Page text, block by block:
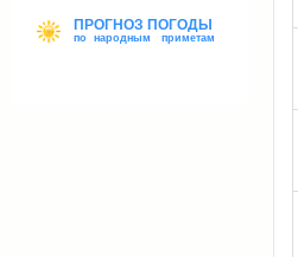
ПРОГНОЗ ПОГОДЫ
по народным приметам